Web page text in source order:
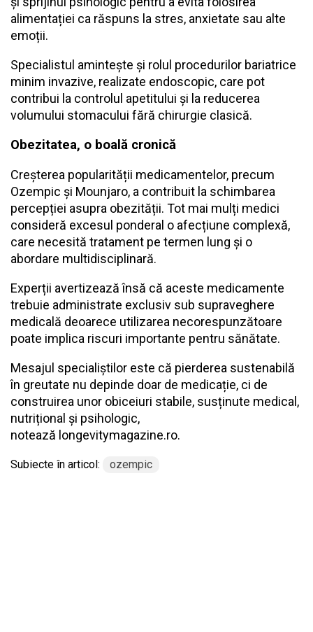
alimentației ca răspuns la stres, anxietate sau alte
emoții.
Specialistul amintește și rolul procedurilor bariatrice
minim invazive, realizate endoscopic, care pot
contribui la controlul apetitului și la reducerea
volumului stomacului fără chirurgie clasică.
Obezitatea, o boală cronică
Creșterea popularității medicamentelor, precum
Ozempic și Mounjaro, a contribuit la schimbarea
percepției asupra obezității. Tot mai mulți medici
consideră excesul ponderal o afecțiune complexă,
care necesită tratament pe termen lung și o
abordare multidisciplinară.
Experții avertizează însă că aceste medicamente
trebuie administrate exclusiv sub supraveghere
medicală deoarece utilizarea necorespunzătoare
poate implica riscuri importante pentru sănătate.
Mesajul specialiștilor este că pierderea sustenabilă
în greutate nu depinde doar de medicație, ci de
construirea unor obiceiuri stabile, susținute medical,
nutrițional și psihologic,
notează longevitymagazine.ro.
Subiecte în articol: ozempic